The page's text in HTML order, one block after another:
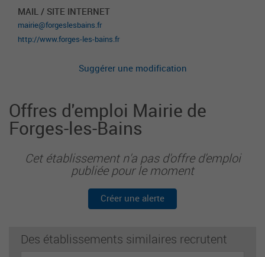
MAIL / SITE INTERNET
mairie@forgeslesbains.fr
http://www.forges-les-bains.fr
Suggérer une modification
Offres d'emploi Mairie de
Forges-les-Bains
Cet établissement n'a pas d'offre d'emploi
publiée pour le moment
Créer une alerte
Des établissements similaires recrutent